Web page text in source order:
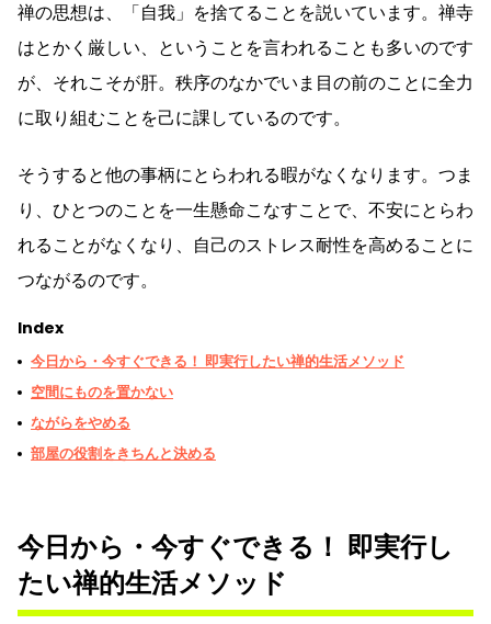
禅の思想は、「自我」を捨てることを説いています。禅寺
はとかく厳しい、ということを言われることも多いのです
が、それこそが肝。秩序のなかでいま目の前のことに全力
に取り組むことを己に課しているのです。
そうすると他の事柄にとらわれる暇がなくなります。つま
り、ひとつのことを一生懸命こなすことで、不安にとらわ
れることがなくなり、自己のストレス耐性を高めることに
つながるのです。
Index
今日から・今すぐできる！ 即実行したい禅的生活メソッド
空間にものを置かない
ながらをやめる
部屋の役割をきちんと決める
今日から・今すぐできる！ 即実行し
たい禅的生活メソッド